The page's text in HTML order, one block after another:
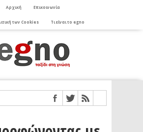
Αρχική Επικοινωνία
των Cookies Τι είναι το egno